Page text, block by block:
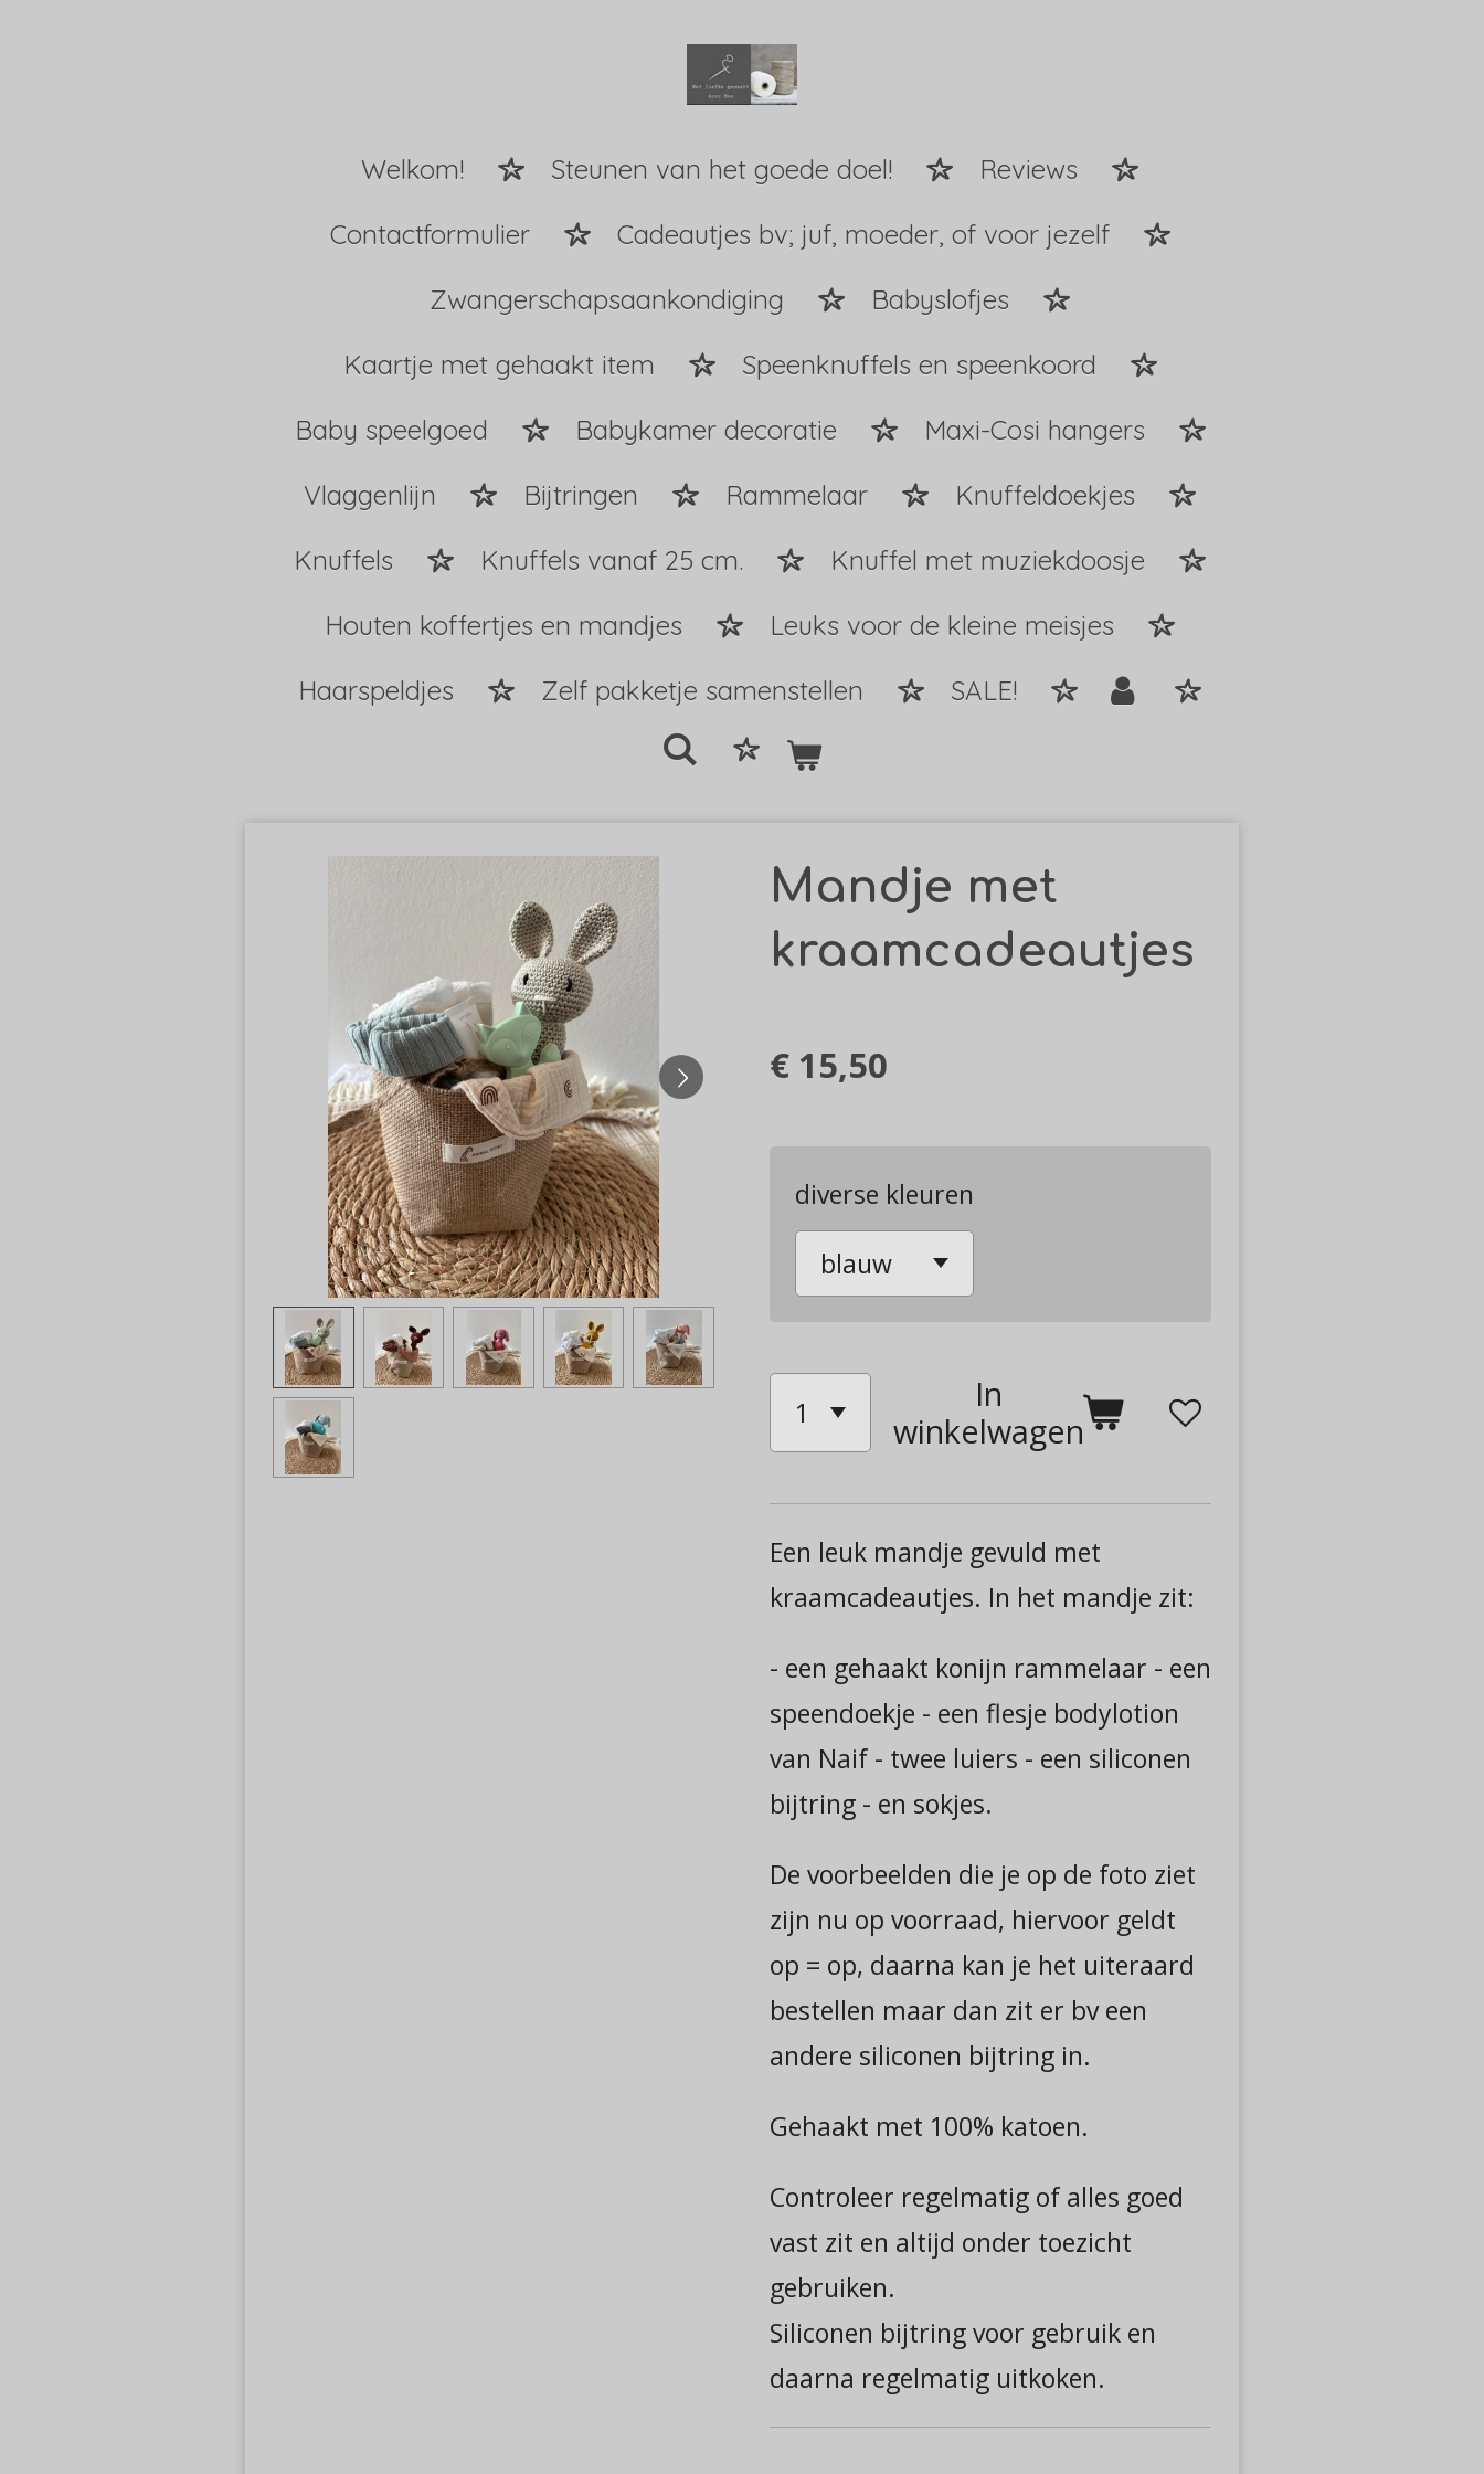
Welkom! Steunen van het goede doel!
Reviews
Contactformulier
Cadeautjes bv; juf, moeder, of voor jezelf
Zwangerschapsaankondiging
Babyslofjes
Kaartje met gehaakt item
Speenknuffels en speenkoord
Baby speelgoed
Babykamer decoratie
Maxi-Cosi hangers
Vlaggenlijn
Bijtringen Rammelaar
Knuffeldoekjes
Knuffels
Knuffels vanaf 25 cm.
Knuffel met muziekdoosje
Houten koffertjes en mandjes
Leuks voor de kleine meisjes
Haarspeldjes
Zelf pakketje samenstellen SALE!
Mandje met
kraamcadeautjes
€ 15,50
diverse kleuren
In
winkelwagen
Een leuk mandje gevuld met
kraamcadeautjes. In het mandje zit:
- een gehaakt konijn rammelaar - een
speendoekje - een flesje bodylotion
van Naif - twee luiers - een siliconen
bijtring - en sokjes.
De voorbeelden die je op de foto ziet
zijn nu op voorraad, hiervoor geldt
op = op, daarna kan je het uiteraard
bestellen maar dan zit er bv een
andere siliconen bijtring in.
Gehaakt met 100% katoen.
Controleer regelmatig of alles goed
vast zit en altijd onder toezicht
gebruiken.
Siliconen bijtring voor gebruik en
daarna regelmatig uitkoken.